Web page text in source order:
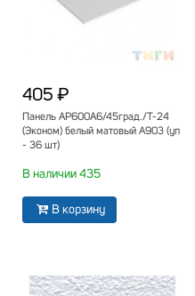
405 ₽
Панель АР600А6/45град./Т-24
(Эконом) белый матовый А903 (уп
- 36 шт)
В наличии 435
В корзину